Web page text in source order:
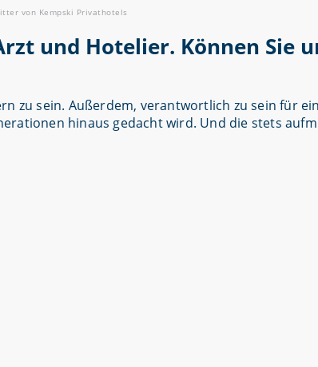
von Kempski Privathotels
und Hotelier. Können Sie
zu sein. Außerdem, verantwortlich zu sein für
hinaus gedacht wird. Und die stets